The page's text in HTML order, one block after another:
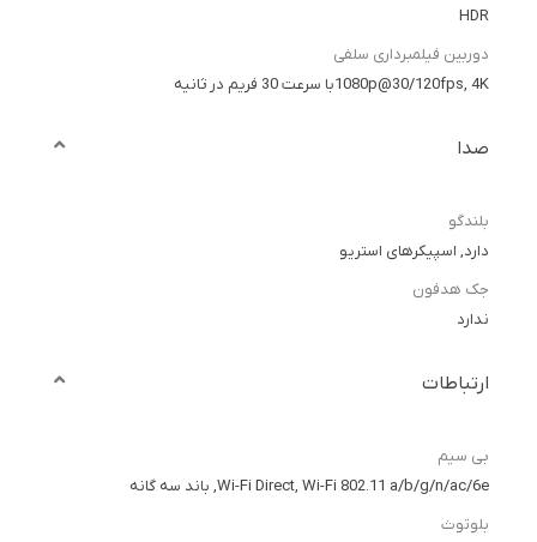
HDR
دوربین فیلمبرداری سلفی
1080p@30/120fps, 4Kبا سرعت 30 فریم در ثانیه
صدا
بلندگو
دارد, اسپیکرهای استریو
جک هدفون
ندارد
ارتباطات
بی سیم
Wi-Fi Direct, Wi-Fi 802.11 a/b/g/n/ac/6e, باند سه گانه
بلوتوث